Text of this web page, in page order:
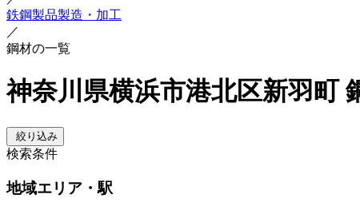
鉄鋼製品製造・加工
／
鋼材の一覧
神奈川県横浜市港北区新羽町
絞り込み
検索条件
地域エリア・駅